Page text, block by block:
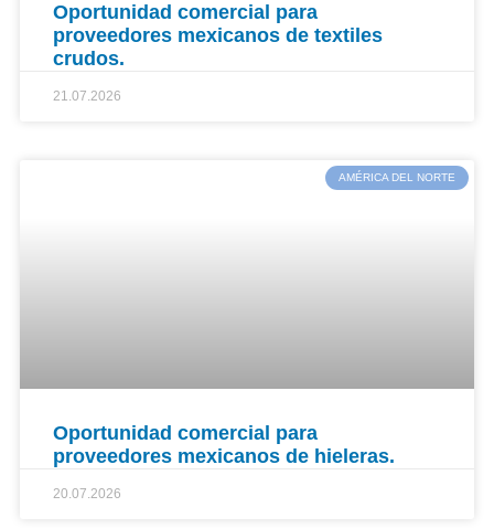
Oportunidad comercial para
proveedores mexicanos de textiles
crudos.
21.07.2026
AMÉRICA DEL NORTE
Oportunidad comercial para
proveedores mexicanos de hieleras.
20.07.2026